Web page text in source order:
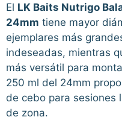
El LK Baits Nutrigo
24mm tiene mayor
ejemplares más
indeseadas, mientras
más versátil para
250 ml del 24mm
de cebo para sesiones
de zona.